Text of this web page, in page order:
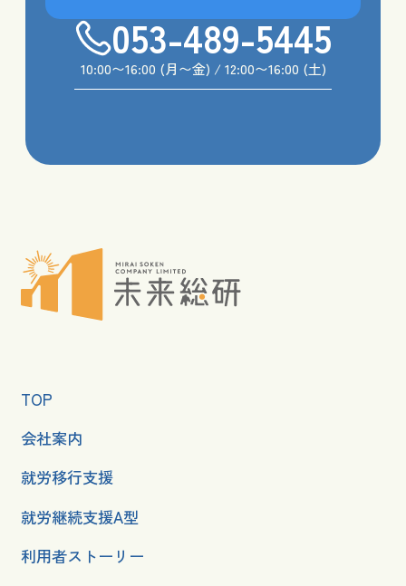
053-489-5445
10:00〜16:00 (月〜金) / 12:00〜16:00 (土)
TOP
会社案内
就労移行支援
就労継続支援A型
利用者ストーリー